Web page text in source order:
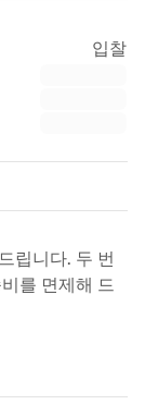
입찰
립니다. 두 번
를 면제해 드